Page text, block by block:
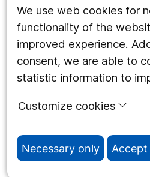
We use web cookies for
functionality of the
improved experience.
consent, we are able to
statistic information to
Customize cookies
Necessary only Accept
Utveckling
Follow us
Facebook